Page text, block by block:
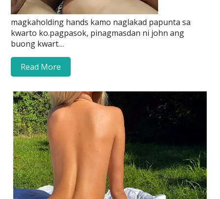
magkaholding hands kamo naglakad papunta sa
kwarto ko.pagpasok, pinagmasdan ni john ang
buong kwart…
Read More